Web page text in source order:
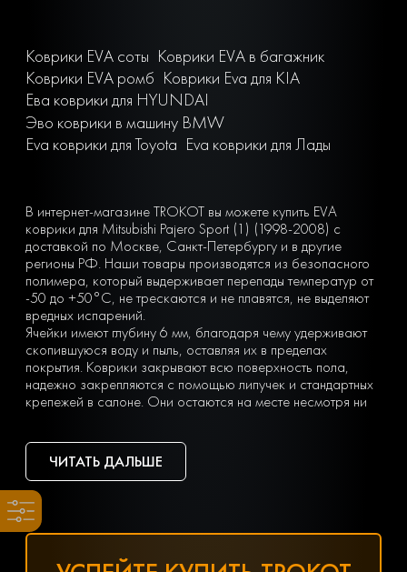
Коврики EVA соты Коврики EVA в багажник
Коврики EVA ромб Коврики Eva для KIA
Ева коврики для HYUNDAI
Эво коврики в машину BMW
Eva коврики для Toyota Eva коврики для Лады
В интернет-магазине TROKOT вы можете купить EVA
коврики для Mitsubishi Pajero Sport (1) (1998-2008) с
доставкой по Москве, Санкт-Петербургу и в другие
регионы РФ. Наши товары производятся из безопасного
полимера, который выдерживает перепады температур от
-50 до +50°С, не трескаются и не плавятся, не выделяют
вредных испарений.
Ячейки имеют глубину 6 мм, благодаря чему удерживают
скопившуюся воду и пыль, оставляя их в пределах
покрытия. Коврики закрывают всю поверхность пола,
надежно закрепляются с помощью липучек и стандартных
крепежей в салоне. Они остаются на месте несмотря ни
достаточно «отбить» его струей воды на автомойке или из
дворового шланга.
Тип ячеек вы выбираете сами с учетом ваших личных
предпочтений — в виде ромбов или сот. Множество
оттенков позволяет подобрать идеальный вариант
коврика под салон с любым дизайном.
Чтобы заказать недорогие ЕВА коврики для Mitsubishi
ЧИТАТЬ ДАЛЬШЕ